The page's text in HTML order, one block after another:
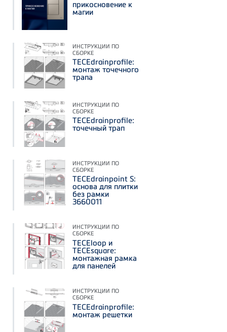
прикосновение к
магии
ИНСТРУКЦИИ ПО
СБОРКЕ
TECEdrainprofile:
монтаж точечного
трапа
ИНСТРУКЦИИ ПО
СБОРКЕ
TECEdrainprofile:
точечный трап
ИНСТРУКЦИИ ПО
СБОРКЕ
TECEdrainpoint S:
основа для плитки
без рамки
3660011
ИНСТРУКЦИИ ПО
СБОРКЕ
TECEloop и
TECEsquare:
монтажная рамка
для панелей
ИНСТРУКЦИИ ПО
СБОРКЕ
TECEdrainprofile:
монтаж решетки